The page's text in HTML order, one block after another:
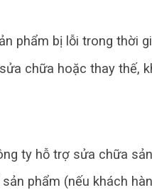
phẩm bị lỗi trong thời
chữa hoặc thay thế,
ty hỗ trợ sửa chữa
phẩm (nếu khách